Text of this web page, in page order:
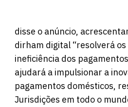
disse o anúncio,
dirham digital “resolverá
ineficiência dos
ajudará a impulsionar a
pagamentos domésticos,
Jurisdições em todo o